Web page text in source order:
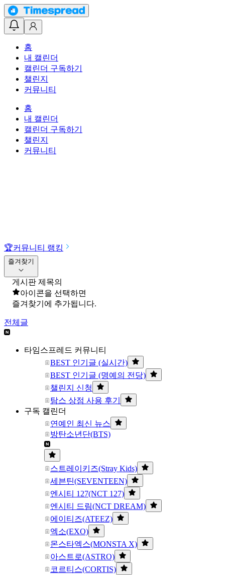
홈
내 캘린더
캘린더 구독하기
챌린지
커뮤니티
홈
내 캘린더
캘린더 구독하기
챌린지
커뮤니티
🏆커뮤니티 랭킹
즐겨찾기
게시판 제목의
아이콘을 선택하면
즐겨찾기에 추가됩니다.
전체글
타임스프레드 커뮤니티
BEST 인기글 (실시간)
BEST 인기글 (명예의 전당)
챌린지 신청
탐스 상점 사용 후기
구독 캘린더
연예인 최신 뉴스
방탄소년단(BTS)
스트레이키즈(Stray Kids)
세븐틴(SEVENTEEN)
엔시티 127(NCT 127)
엔시티 드림(NCT DREAM)
에이티즈(ATEEZ)
엑소(EXO)
몬스타엑스(MONSTA X)
아스트로(ASTRO)
코르티스(CORTIS)